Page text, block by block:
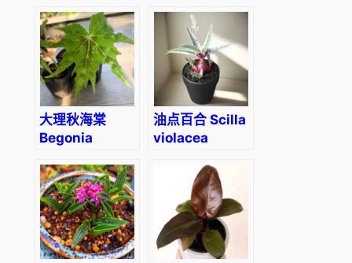
Variegata
(3- 4cm)
大理秋海棠
Begonia
油点百合 Scilla
violacea
socialis)